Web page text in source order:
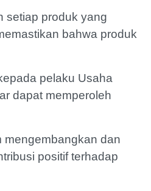
setiap produk yang
bahwa produk
pelaku Usaha
dapat memperoleh
mengembangkan dan
positif terhadap